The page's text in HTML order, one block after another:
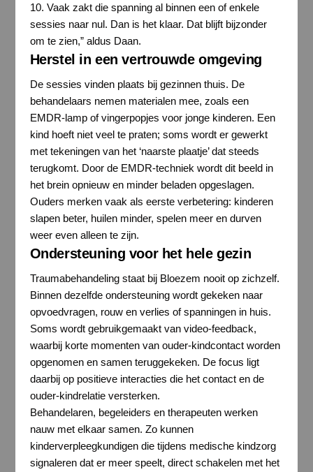
10. Vaak zakt die spanning al binnen een of enkele
sessies naar nul. Dan is het klaar. Dat blijft bijzonder
om te zien,” aldus Daan.
Herstel in een vertrouwde omgeving
De sessies vinden plaats bij gezinnen thuis. De
behandelaars nemen materialen mee, zoals een
EMDR-lamp of vingerpopjes voor jonge kinderen. Een
kind hoeft niet veel te praten; soms wordt er gewerkt
met tekeningen van het ‘naarste plaatje’ dat steeds
terugkomt. Door de EMDR-techniek wordt dit beeld in
het brein opnieuw en minder beladen opgeslagen.
Ouders merken vaak als eerste verbetering: kinderen
slapen beter, huilen minder, spelen meer en durven
weer even alleen te zijn.
Ondersteuning voor het hele gezin
Traumabehandeling staat bij Bloezem nooit op zichzelf.
Binnen dezelfde ondersteuning wordt gekeken naar
opvoedvragen, rouw en verlies of spanningen in huis.
Soms wordt gebruikgemaakt van video-feedback,
waarbij korte momenten van ouder-kindcontact worden
opgenomen en samen teruggekeken. De focus ligt
daarbij op positieve interacties die het contact en de
ouder-kindrelatie versterken.
Behandelaren, begeleiders en therapeuten werken
nauw met elkaar samen. Zo kunnen
kinderverpleegkundigen die tijdens medische kindzorg
signaleren dat er meer speelt, direct schakelen met het